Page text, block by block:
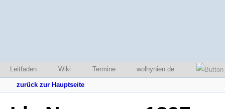
Leitfaden Wiki Termine wolhynien.de
zurück zur Hauptseite